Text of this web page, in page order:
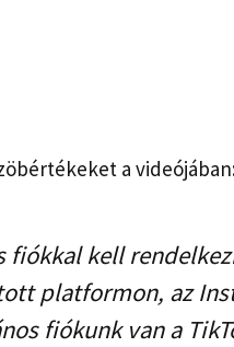
a
fiókkal kell
platformon, az
fiókunk van a